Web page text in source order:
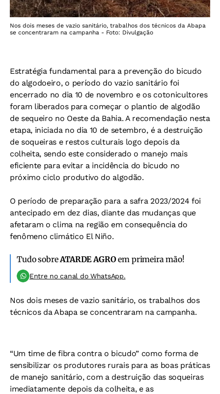
Nos dois meses de vazio sanitário, trabalhos dos técnicos da Abapa
se concentraram na campanha - Foto: Divulgação
Estratégia fundamental para a prevenção do bicudo
do algodoeiro, o período do vazio sanitário foi
encerrado no dia 10 de novembro e os cotonicultores
foram liberados para começar o plantio de algodão
de sequeiro no Oeste da Bahia. A recomendação nesta
etapa, iniciada no dia 10 de setembro, é a destruição
de soqueiras e restos culturais logo depois da
colheita, sendo este considerado o manejo mais
eficiente para evitar a incidência do bicudo no
próximo ciclo produtivo do algodão.
O período de preparação para a safra 2023/2024 foi
antecipado em dez dias, diante das mudanças que
afetaram o clima na região em consequência do
fenômeno climático El Niño.
Tudo sobreATARDE AGROem primeira mão!
Entre no canal do WhatsApp.
Nos dois meses de vazio sanitário, os trabalhos dos
técnicos da Abapa se concentraram na campanha.
“Um time de fibra contra o bicudo” como forma de
sensibilizar os produtores rurais para as boas práticas
de manejo sanitário, com a destruição das soqueiras
imediatamente depois da colheita, e as